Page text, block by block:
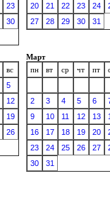
23
30
20
21 22 23 24
27
28 29 30 31
вс
5
12
19
26
Март
пн
вт ср чт пт
2 3 4 5 6
9
10 11 12 13
16
17 18 19 20
23
24 25 26 27
30
31